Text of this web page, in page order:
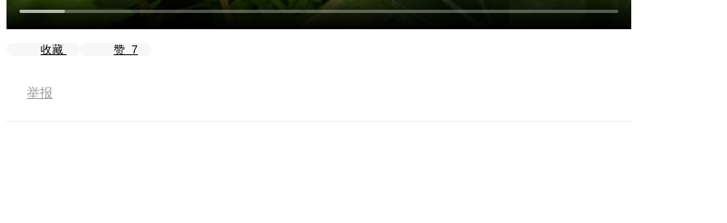
收藏 赞 7
举报